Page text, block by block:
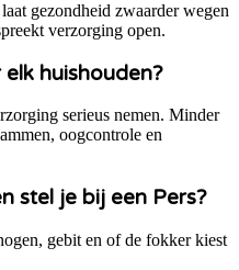
gezondheid zwaarder wegen
verzorging open.
huishouden?
serieus nemen. Minder
oogcontrole en
stel je bij een Pers?
gebit en of de fokker kiest